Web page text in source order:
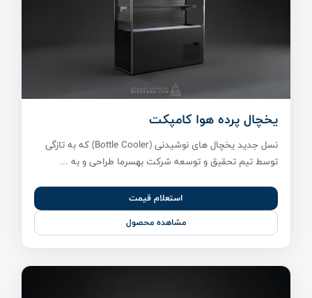
یخچال پرده هوا کامپکت
نسل جدید یخچال های نوشیدنی (Bottle Cooler) که به تازگی
توسط تیم تحقیق و توسعه شرکت بهسرما طراحی و به ...
استعلام قیمت
مشاهده محصول